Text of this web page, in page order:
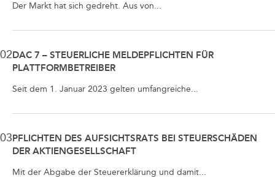
Der Markt hat sich gedreht. Aus von...
02 DAC 7 – STEUERLICHE MELDEPFLICHTEN FÜR
PLATTFORMBETREIBER
Seit dem 1. Januar 2023 gelten umfangreiche...
03 PFLICHTEN DES AUFSICHTSRATS BEI STEUERSCHÄDEN
DER AKTIENGESELLSCHAFT
Mit der Abgabe der Steuererklärung und damit...